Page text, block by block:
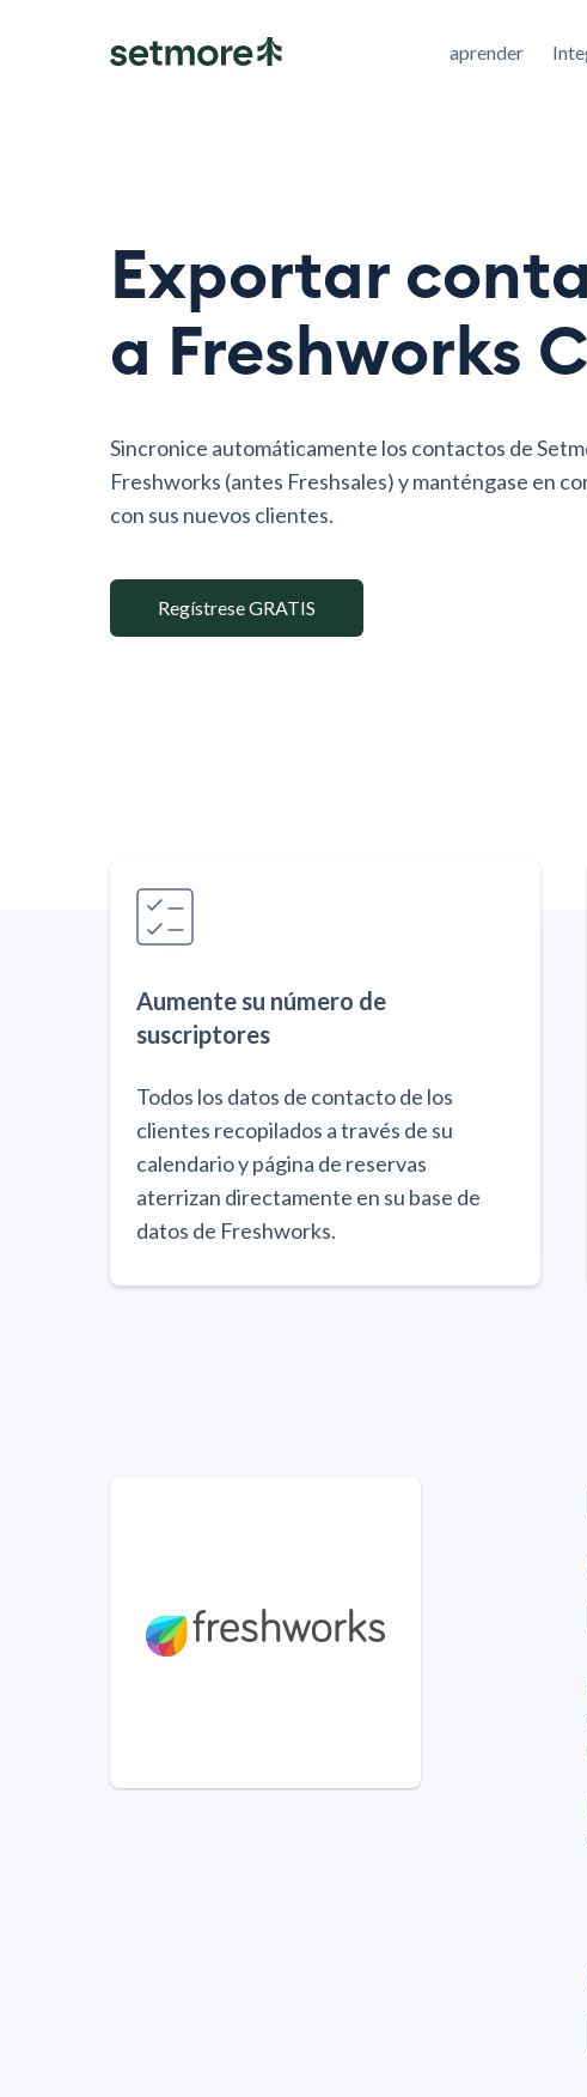
aprender
Exportar
a Freshworks
Sincronice automáticamente los contactos de
Freshworks (antes Freshsales) y manténgase en
con sus nuevos clientes.
Regístrese GRATIS
Aumente su número de
suscriptores
Todos los datos de contacto de los
clientes recopilados a través de su
calendario y página de reservas
aterrizan directamente en su base de
datos de Freshworks.